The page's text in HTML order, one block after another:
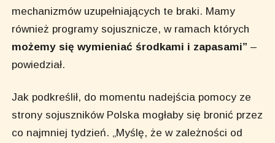
mechanizmów uzupełniających te braki. Mamy
również programy sojusznicze, w ramach których
możemy się wymieniać środkami i zapasami” –
powiedział.
Jak podkreślił, do momentu nadejścia pomocy ze
strony sojuszników Polska mogłaby się bronić przez
co najmniej tydzień. „Myślę, że w zależności od